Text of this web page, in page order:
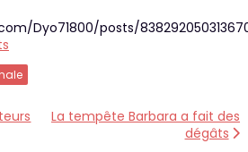
Dyo71800/posts/
La tempête Barbara a fait des
dégâts